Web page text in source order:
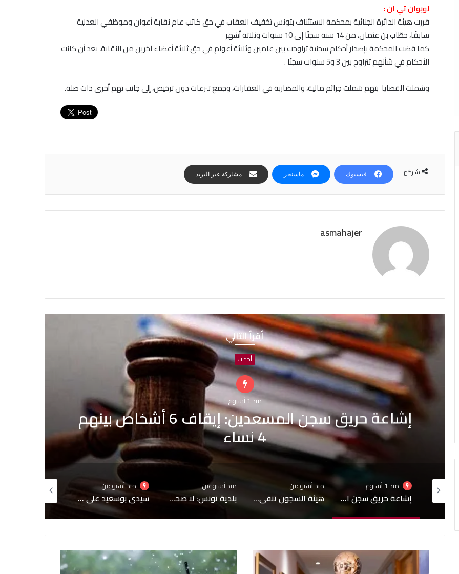
لوبوان تي ان :
قررت هيئة الدائرة الجنائية بمحكمة الاستئناف بتونس تخفيف العقاب في حق كاتب عام نقابة أعوان وموظفي العدلية
سابقًا، حطّاب بن عثمان، من 14 سنة سجنًا إلى 10 سنوات وثلاثة أشهر
كما قضت المحكمة بإصدار أحكام سجنية تراوحت بين عامين وثلاثة أعوام في حق ثلاثة أعضاء آخرين من النقابة، بعد أن كانت
الأحكام في شأنهم تتراوح بين 3 و5 سنوات سجنًا .
وشملت القضايا بتهم شملت جرائم مالية، والمضاربة في العقارات، وجمع تبرعات دون ترخيص، إلى جانب تهم أخرى ذات صلة.
شاركها فيسبوك ماسنجر مشاركة عبر البريد
asmahajer
أقرأ التالي
أحداث
منذ أسبوعين
هيئة السجون تنفي تدهور الحالة الصحية لبعض
المساجين
إشاعة حريق سجن المسعدين: ‬إيقاف 6 أشخاص بينهم 4 نساء
منذ أسبوعين
هيئة السجون تنفي تدهور الحالة الصحية لبعض المساجين
منذ أسبوعين
بلدية تونس: لا صحة لبيع قبور بمقبرة الجلاز والابحاث جارية حول التجاوزات وشبهات التدليس
منذ أسبوعين
سيدي بوسعيد على قائمة التراث العالمي لليونسكو
منذ أسبوعين
تونس تستدعي السفيرة الفرنسية لإبلاغها احتجاجًا شديد اللهجة إثر حوار إعلامي مع مطلوب للعدالة